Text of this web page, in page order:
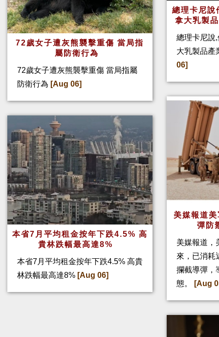
72歲女子遭灰熊襲擊重傷 當局指
屬防衛行為
72歲女子遭灰熊襲擊重傷 當局指屬
防衛行為 [Aug 06]
本省7月平均租金按年下跌4.5% 高
貴林跌幅最高達8%
本省7月平均租金按年下跌4.5% 高貴
林跌幅最高達8% [Aug 06]
總理卡尼
拿大乳製
總理卡尼說
大乳製品產
06]
美媒報道
彈防
美媒報道，
來，已消耗
攔截導彈，
態。
[Aug